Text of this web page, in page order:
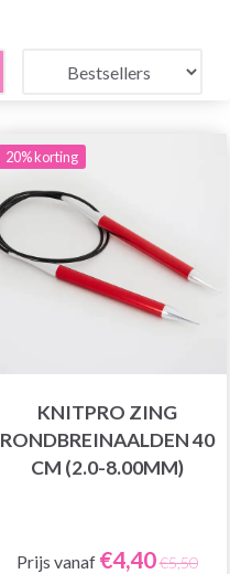
20% korting
KNITPRO ZING
RONDBREINAALDEN 40
CM (2.0-8.00MM)
Prijs vanaf €4,40€5,50